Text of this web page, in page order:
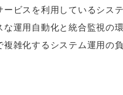
ービスを利用しているシス
な運用自動化と統合監視の
複雑化するシステム運用の